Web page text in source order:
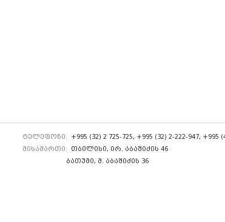
ტელეფონი: +995 (32) 2 725-725, +995 (32) 2-222-947, +995
მისამართი: თბილისი, ირ. აბაშიძის 46
ბათუმი, მ. აბაშიძის 36